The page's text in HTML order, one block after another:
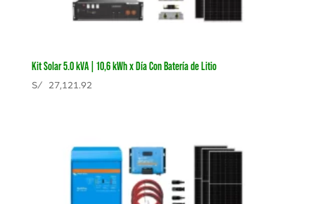
Kit Solar 5.0 kVA | 10,6 kWh x Día Con Batería de Litio
S/27,121.92